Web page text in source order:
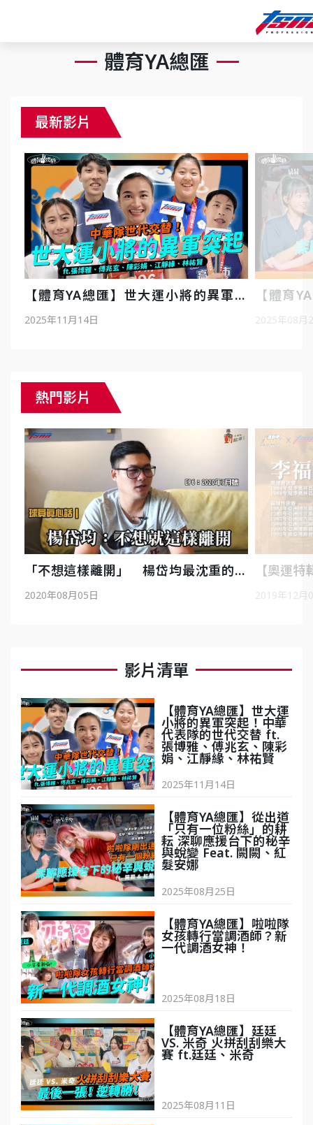
體育YA總匯
最新影片
【體育YA總匯】世大運小將的異軍突
起！中華代表隊的世代交替 ft.張博雅、
2025年11月14日
【體育
絲」的耕耘 深聊‪應援
2025年08月
熱門影片
「不想這樣離開」 楊岱均最沈重的心
聲
2020年08月05日
【奧運
傳廣師徒
2019年12月
影片清單
【體育YA總匯】世大運
小將的異軍突起！中華
代表隊的世代交替 ft.
張博雅、傅兆玄、陳彩
娟、江靜緣、林祐賢
2025年11月14日
【體育YA總匯】從出道
「只有一位粉絲」的耕
耘 深聊‪應援台下的秘辛
與蛻變 Feat. 闕闕、紅
髮安娜
2025年08月25日
【體育YA總匯】啦啦隊
女孩轉行當調酒師？新
一代調酒女神！
2025年08月18日
【體育YA總匯】廷廷
VS. 米奇 火拼刮刮樂大
賽 ft.廷廷、米奇
2025年08月11日